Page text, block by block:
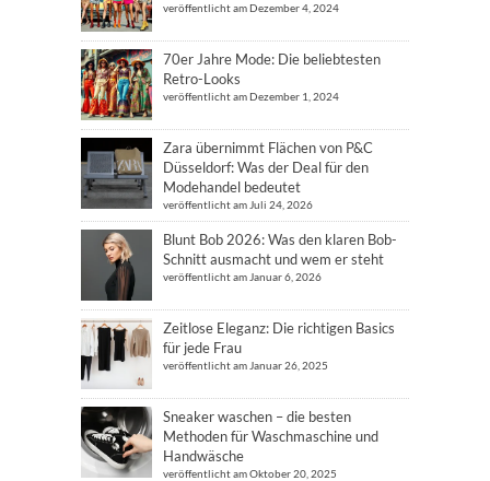
veröffentlicht am Dezember 4, 2024
70er Jahre Mode: Die beliebtesten
Retro-Looks
veröffentlicht am Dezember 1, 2024
Zara übernimmt Flächen von P&C
Düsseldorf: Was der Deal für den
Modehandel bedeutet
veröffentlicht am Juli 24, 2026
Blunt Bob 2026: Was den klaren Bob-
Schnitt ausmacht und wem er steht
veröffentlicht am Januar 6, 2026
Zeitlose Eleganz: Die richtigen Basics
für jede Frau
veröffentlicht am Januar 26, 2025
Sneaker waschen – die besten
Methoden für Waschmaschine und
Handwäsche
veröffentlicht am Oktober 20, 2025